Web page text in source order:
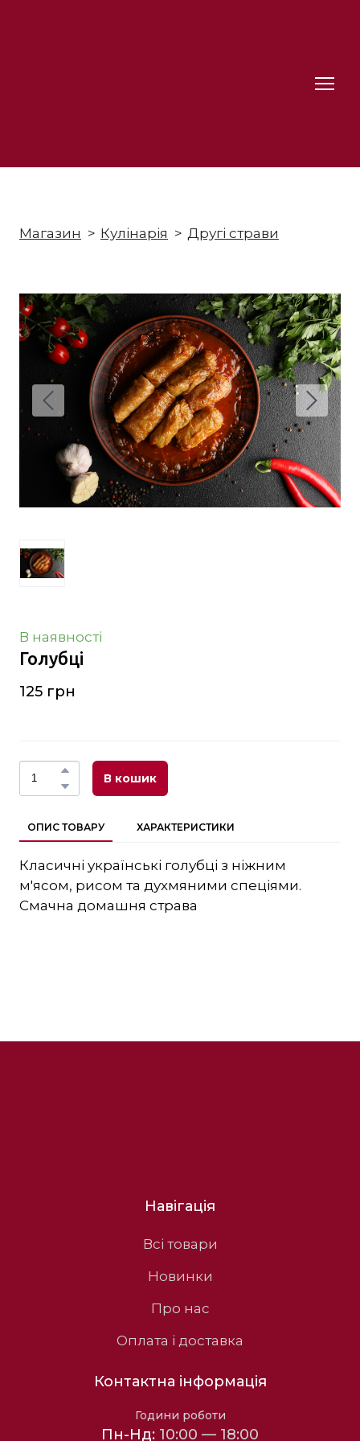
Магазин Кулінарія Другі страви
В наявності
Голубці
125 грн
В кошик
ОПИС ТОВАРУ ХАРАКТЕРИСТИКИ
Класичні українські голубці з ніжним
м'ясом, рисом та духмяними спеціями.
Смачна домашня страва
Навігація
Всі товари
Новинки
Про нас
Оплата і доставка
Контактна інформація
Години роботи
Пн-Нд: 10:00 — 18:00